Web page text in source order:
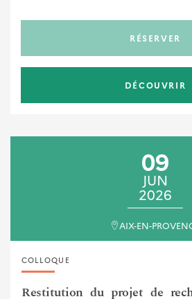
RÉSERVER
DÉCOUVRIR
09
JUN
2026
AIX-EN-
COLLOQUE
Restitution du projet de